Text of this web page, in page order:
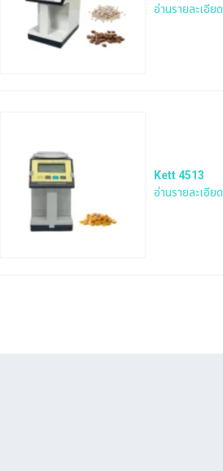
อ่านรายละเอียด
Kett 4513
อ่านรายละเอียด